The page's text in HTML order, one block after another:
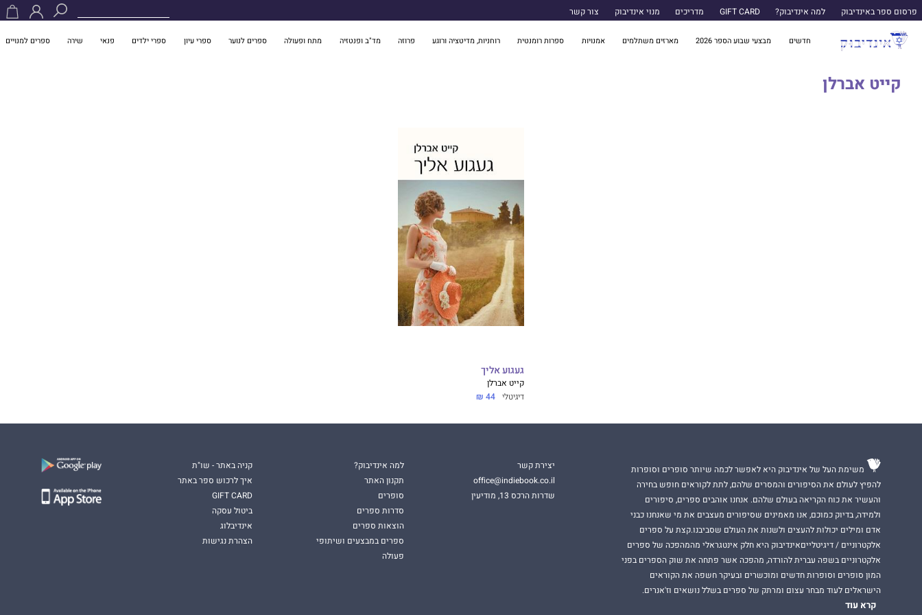
פרסום ספר באינדיבוק למה אינדיבוק? GIFT CARD מדריכים מנוי אינדיבוק צור קשר
חדשים מבצעי שבוע הספר 2026 מארזים משתלמים אמנויות ספרות רומנטית רוחניות, מדיטציה ורוגע פרוזה מד"ב ופנטזיה מתח ופעולה ספרים לנוער ספרי עיון ספרי ילדים פנאי שירה ספרים למנויים
קייט אברלן
געגוע אליך
קייט אברלן
דיגיטלי 44 ₪
משימת העל של אינדיבוק היא לאפשר לכמה שיותר סופרים וסופרות
להפיץ לעולם את הסיפורים והמסרים שלהם, לתת לקוראים חופש בחירה
והעשיר את כוח הקריאה בעולם שלהם. אנחנו אוהבים ספרים, סיפורים
ולמידה, בדיוק כמוכם, אנו מאמינים שסיפורים מעצבים את מי שאנחנו כבני
אדם ומילים יכולות להעצים ולשנות את העולם שסביבנו.קצת על ספרים
אלקטרוניים / דיגיטלייםאינדיבוק היא חלק אינטגראלי מהמהפכה של ספרים
אלקטרוניים בשפה עברית להורדה, מהפכה אשר פתחה את שוק הספרים בפני
המון סופרים וסופרות חדשים ומוכשרים ובעיקר חשפה את הקוראים
הישראלים לעוד מבחר עצום ומרתק של ספרים בשלל נושאים וז'אנרים.
קרא עוד
יצירת קשר
office@indiebook.co.il
שדרות הרכס 13, מודיעין
למה אינדיבוק?
תקנון האתר
סופרים
סדרות ספרים
הוצאות ספרים
ספרים במבצעים ושיתופי
פעולה
קניה באתר - שו"ת
איך לרכוש ספר באתר
GIFT CARD
ביטול עסקה
אינדיבלוג
הצהרת נגישות